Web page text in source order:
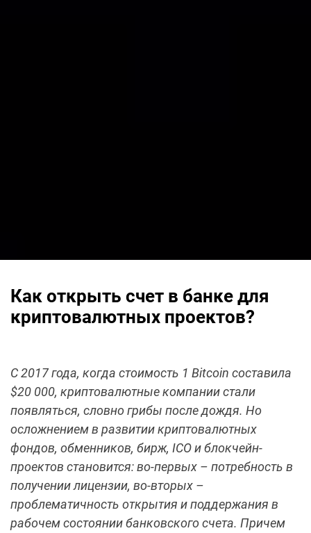
Как открыть счет в банке для
криптовалютных проектов?
С 2017 года, когда стоимость 1 Bitcoin составила
$20 000, криптовалютные компании стали
появляться, словно грибы после дождя. Но
осложнением в развитии криптовалютных
фондов, обменников, бирж, ICO и блокчейн-
проектов становится: во-первых – потребность в
получении лицензии, во-вторых –
проблематичность открытия и поддержания в
рабочем состоянии банковского счета. Причем